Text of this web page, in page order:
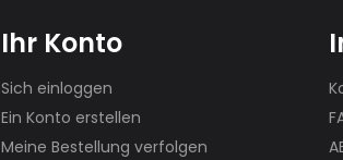
Ihr Konto
Sich einloggen
Ein Konto erstellen
Meine Bestellung verfolgen